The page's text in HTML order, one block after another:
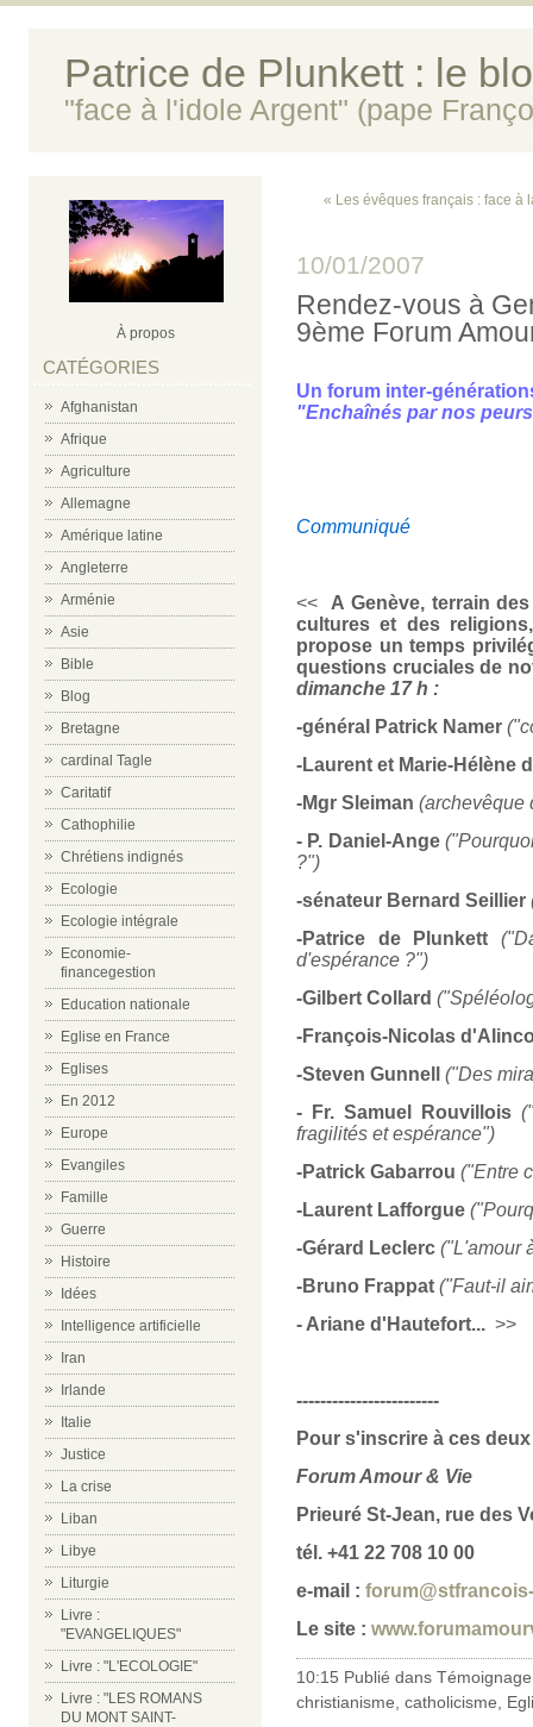
Patrice de Plunkett : le
"face à l'idole Argent" (pape
À propos
CATÉGORIES
Afghanistan
Afrique
Agriculture
Allemagne
Amérique latine
Angleterre
Arménie
Asie
Bible
Blog
Bretagne
cardinal Tagle
Caritatif
Cathophilie
Chrétiens indignés
Ecologie
Ecologie intégrale
Economie-
financegestion
Education nationale
Eglise en France
Eglises
En 2012
Europe
Evangiles
Famille
Guerre
Histoire
Idées
Intelligence artificielle
Iran
Irlande
Italie
Justice
La crise
Liban
Libye
Liturgie
Livre :
"EVANGELIQUES"
Livre : "L'ECOLOGIE"
Livre : "LES ROMANS
DU MONT SAINT-
« Les évêques français : face
10/01/2007
Rendez-vous à
9ème Forum
Un forum inter-
"Enchaînés par nos
Communiqué
<< A Genève, terrain
cultures et des
propose un temps
questions cruciales de
dimanche 17 h :
-général Patrick Namer
-Laurent et Marie-Hélène
-Mgr Sleiman (archevêque
- P. Daniel-Ange
?")
-sénateur Bernard Seillier
-Patrice de Plunkett
d'espérance ?")
-Gilbert Collard
-François-Nicolas
-Steven Gunnell
("Des
- Fr. Samuel Rouvillois
fragilités et espérance")
-Patrick Gabarrou ("Entre
-Laurent Lafforgue
-Gérard Leclerc ("L'amour
-Bruno Frappat ("Faut-il
- Ariane d'Hautefort... >>
------------------------
Pour s'inscrire à ces
Forum Amour & Vie
Prieuré St-Jean, rue des
tél. +41 22 708 10 00
e-mail :
Le site :
10:15 Publié dans
christianisme catholicisme